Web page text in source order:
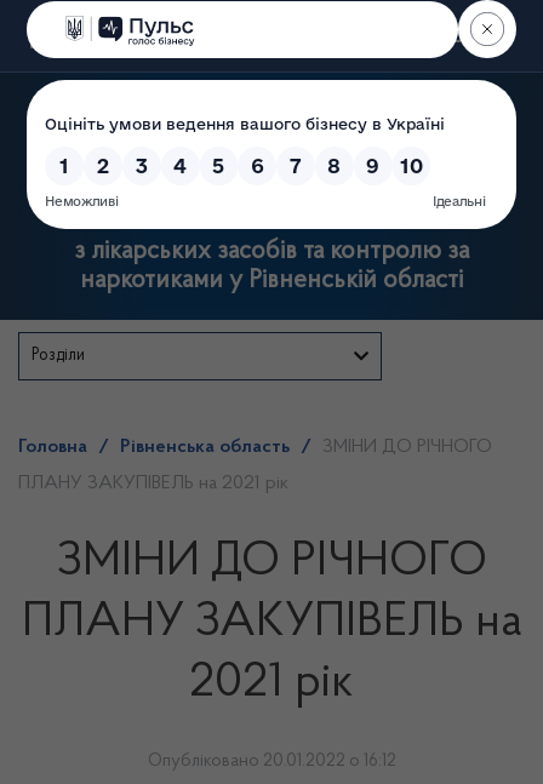
Пошук
з лікарських засобів та контролю за
наркотиками у Рівненській області
Розділи
Головна / Рівненська область /
ЗМІНИ ДО РІЧНОГО
ПЛАНУ ЗАКУПІВЕЛЬ на 2021 рік
ЗМІНИ ДО РІЧНОГО
ПЛАНУ ЗАКУПІВЕЛЬ на
2021 рік
Опубліковано 20.01.2022 о 16:12